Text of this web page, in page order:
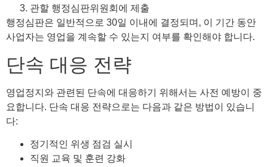
관할 행정심판위원회에 제출
행정심판은 일반적으로 30일 이내에 결정되며, 이 기간 동안
사업자는 영업을 계속할 수 있는지 여부를 확인해야 합니다.
단속 대응 전략
영업정지와 관련된 단속에 대응하기 위해서는 사전 예방이 중
요합니다. 단속 대응 전략으로는 다음과 같은 방법이 있습니
다:
정기적인 위생 점검 실시
직원 교육 및 훈련 강화